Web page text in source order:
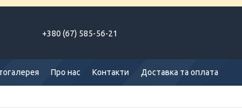
+380 (67) 585-56-21
Про нас Контакти Доставка та оплата